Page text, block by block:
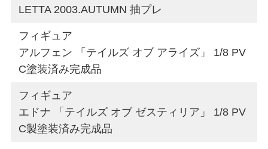
LETTA 2003.AUTUMN 抽プレ
フィギュア
アルフェン 「テイルズ オブ アライズ」 1/8 PV
C塗装済み完成品
フィギュア
エドナ 「テイルズ オブ ゼスティリア」 1/8 PV
C製塗装済み完成品